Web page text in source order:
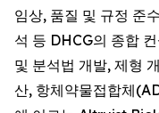
임상, 품질 및 규정 준
석 등 DHCG의 종합
및 분석법 개발, 제형
산, 항체약물접합체